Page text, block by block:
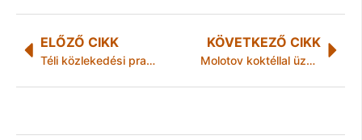
ELŐZŐ CIKK
Téli közlekedési praktikák Borsodból
KÖVETKEZŐ CIKK
Molotov koktéllal üzentek „kellemes karácsonyt” a cigány családnak